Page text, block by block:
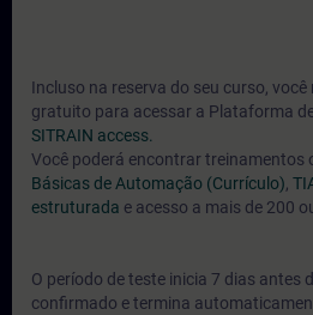
Incluso na reserva do seu curso,
gratuito para acessar a Plataforma
SITRAIN access.
Você poderá encontrar treinamentos
Básicas de Automação (Currículo),
estruturada e acesso a mais de 200
O período de teste inicia 7 dias antes
confirmado e termina